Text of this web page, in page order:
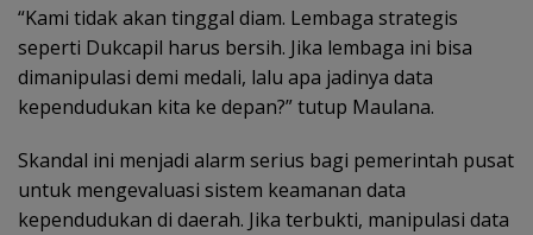
“Kami tidak akan tinggal diam. Lembaga strategis
seperti Dukcapil harus bersih. Jika lembaga ini bisa
dimanipulasi demi medali, lalu apa jadinya data
kependudukan kita ke depan?” tutup Maulana.
Skandal ini menjadi alarm serius bagi pemerintah pusat
untuk mengevaluasi sistem keamanan data
kependudukan di daerah. Jika terbukti, manipulasi data